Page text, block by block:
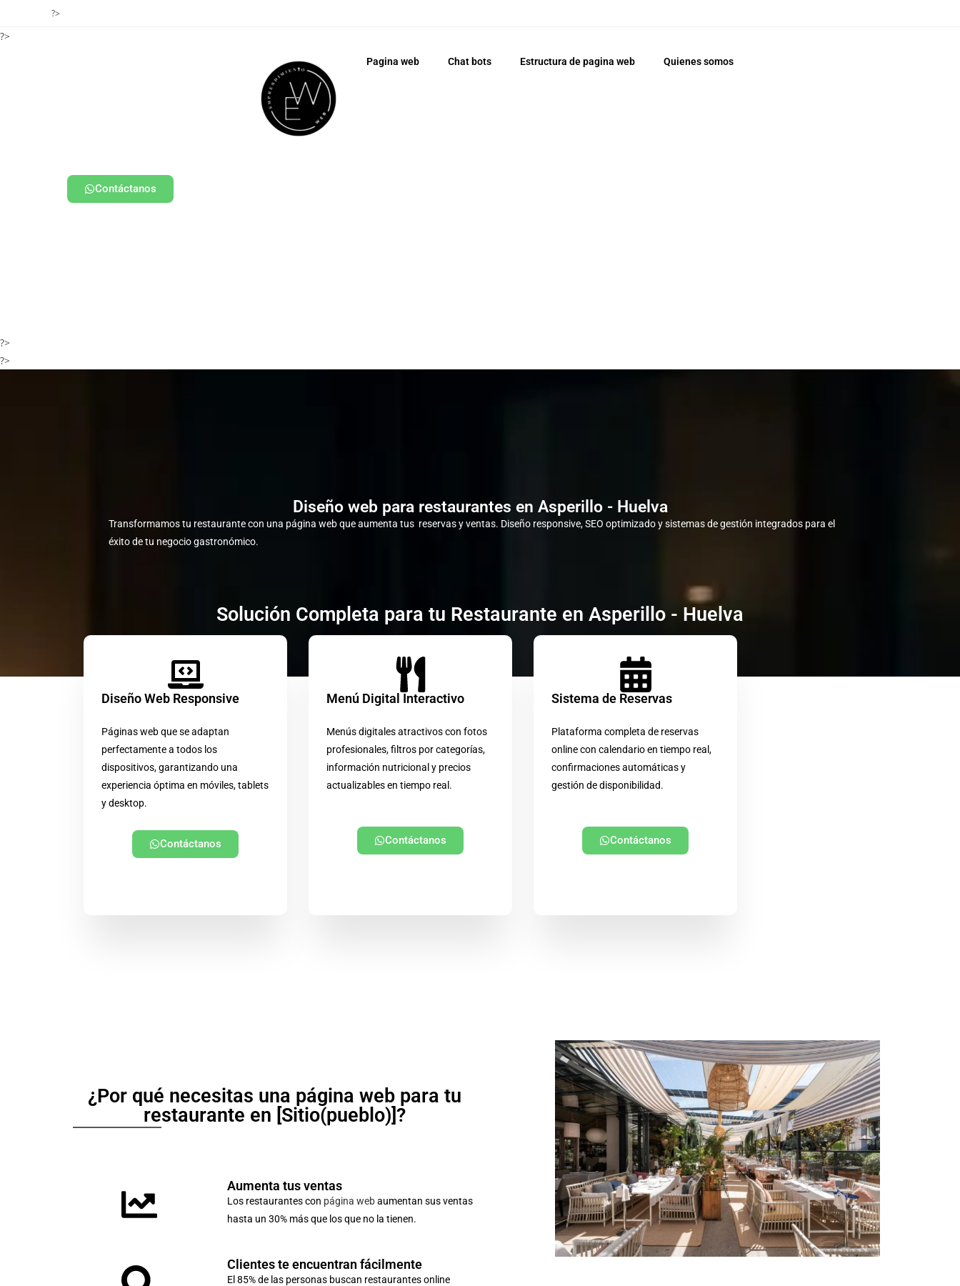
?>
?>
Contáctanos
Pagina web Chat bots Estructura de pagina web Quienes somos
?>
?>
Diseño web para restaurantes en Asperillo - Huelva
Transformamos tu restaurante con una página web que aumenta tus reservas y ventas. Diseño responsive, SEO optimizado y sistemas de gestión integrados para el
éxito de tu negocio gastronómico.
Solución Completa para tu Restaurante en Asperillo - Huelva
Diseño Web Responsive
Páginas web que se adaptan
perfectamente a todos los
dispositivos, garantizando una
experiencia óptima en móviles, tablets
y desktop.
Contáctanos
Menú Digital Interactivo
Menús digitales atractivos con fotos
profesionales, filtros por categorías,
información nutricional y precios
actualizables en tiempo real.
Contáctanos
Sistema de Reservas
Plataforma completa de reservas
online con calendario en tiempo real,
confirmaciones automáticas y
gestión de disponibilidad.
Contáctanos
¿Por qué necesitas una página web para tu
restaurante en [Sitio(pueblo)]?
Aumenta tus ventas
Los restaurantes con página webaumentan sus ventas
hasta un 30% más que los que no la tienen.
Clientes te encuentran fácilmente
El 85% de las personas buscan restaurantes online